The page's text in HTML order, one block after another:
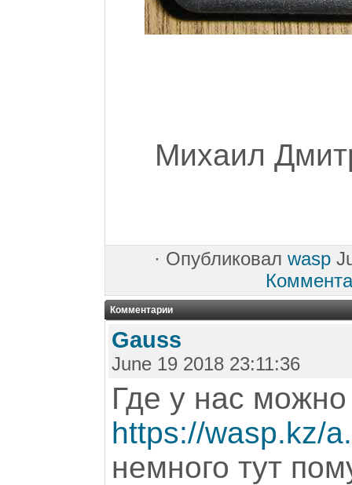
Михаил
· Опубликовал wasp
Комментарии
Gauss
June 19 2018 23:11:36
Где у нас
https://wasp.kz/
немного тут